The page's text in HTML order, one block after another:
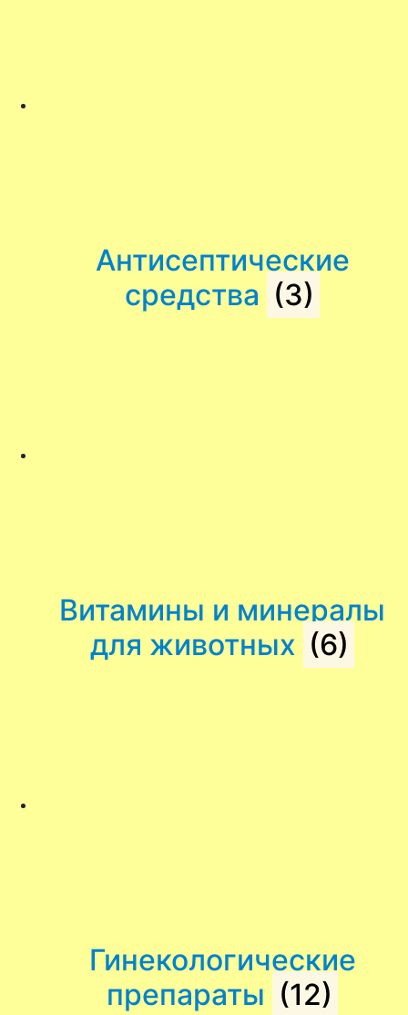
Антисептические
средства (3)
Витамины и минералы
для животных (6)
Гинекологические
препараты (12)